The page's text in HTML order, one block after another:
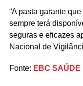
“A pasta garante
sempre terá
seguras e eficazes
Nacional de
Fonte: EBC SAÚDE